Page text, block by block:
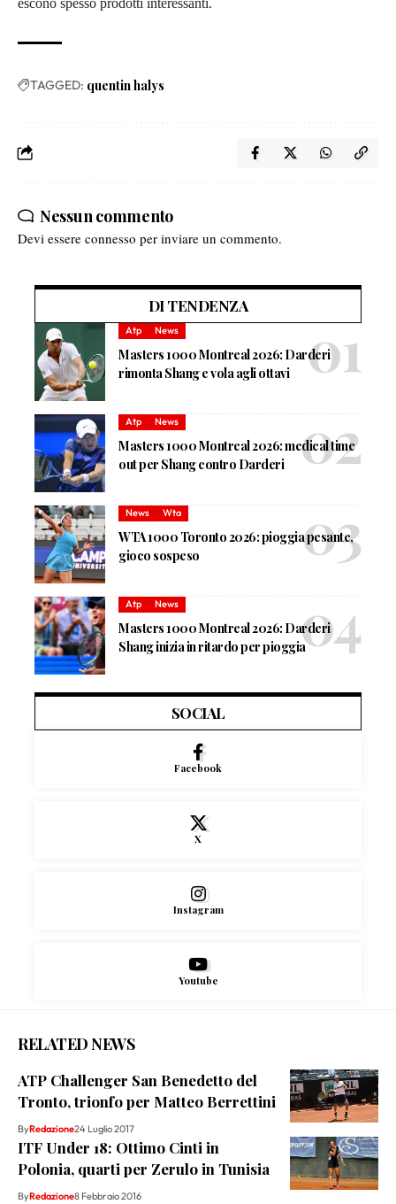
escono spesso prodotti interessanti.
TAGGED: quentin halys
Nessun commento
Devi essere connesso per inviare un commento.
DI TENDENZA
Atp News
Masters 1000 Montreal 2026: Darderi
rimonta Shang e vola agli ottavi
Atp News
Masters 1000 Montreal 2026: medical time
out per Shang contro Darderi
News Wta
WTA 1000 Toronto 2026: pioggia pesante,
gioco sospeso
Atp News
Masters 1000 Montreal 2026: Darderi
Shang inizia in ritardo per pioggia
SOCIAL
Facebook
X
Instagram
Youtube
RELATED NEWS
ATP Challenger San Benedetto del
Tronto, trionfo per Matteo Berrettini
ByRedazione24 Luglio 2017
ITF Under 18: Ottimo Cinti in
Polonia, quarti per Zerulo in Tunisia
ByRedazione8 Febbraio 2016